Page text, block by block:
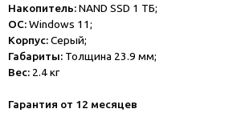
Накопитель:NAND SSD 1 ТБ;
ОС:Windows 11;
Корпус:Серый;
Габариты: Толщина 23.9 мм;
Вес: 2.4 кг
Гарантия от 12 месяцев